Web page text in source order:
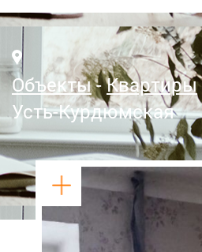
Объекты Квартиры
Усть-Курдюмская